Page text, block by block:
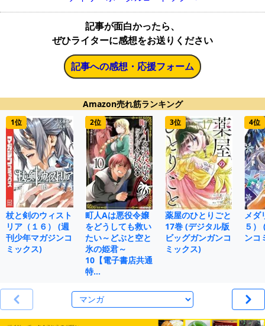
記事が面白かったら、
ぜひライターに感想をお送りください
記事への感想・応援フォーム
Amazon売れ筋ランキング
1位
杖と剣のウィスト
リア（１６） (週
刊少年マガジンコ
ミックス)
2位
町人Aは悪役令嬢
をどうしても救い
たい～どぶと空と
氷の姫君～
10【電子書店共通
特…
3位
薬屋のひとりごと
17巻 (デジタル版
ビッグガンガンコ
ミックス)
4位
メダ
５）
ンコ